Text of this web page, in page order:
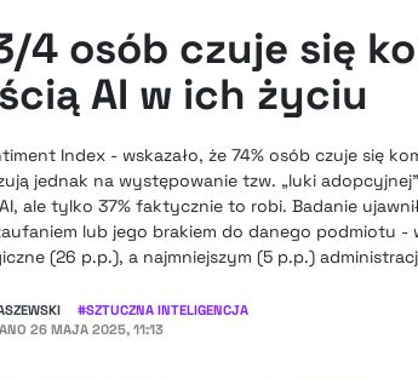
4 osób czuje się
AI w ich życiu
Index - wskazało, że 74% osób czuje się
jednak na występowanie tzw. „luki
ale tylko 37% faktycznie to robi. Badanie
lub jego brakiem do danego podmiotu -
(26 p.p.), a najmniejszym (5 p.p.)
#SZTUCZNA INTELIGENCJA
26 MAJA 2025, 11:13